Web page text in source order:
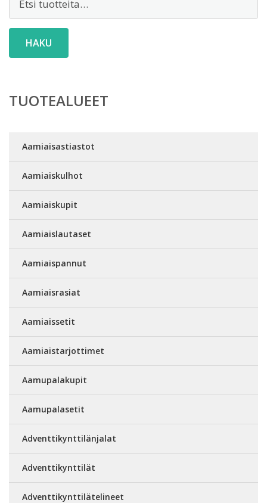
HAKU
TUOTEALUEET
Aamiaisastiastot
Aamiaiskulhot
Aamiaiskupit
Aamiaislautaset
Aamiaispannut
Aamiaisrasiat
Aamiaissetit
Aamiaistarjottimet
Aamupalakupit
Aamupalasetit
Adventtikynttilänjalat
Adventtikynttilät
Adventtikynttilätelineet